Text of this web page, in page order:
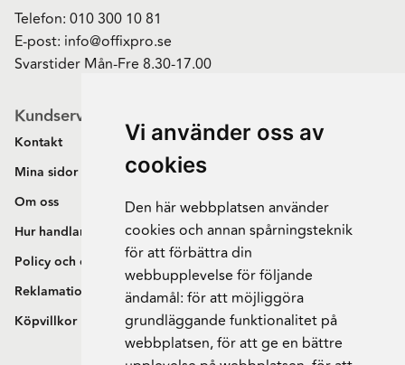
Vi använder oss av
cookies
Den här webbplatsen använder
cookies och annan spårningsteknik
för att förbättra din
webbupplevelse för följande
ändamål: för att möjliggöra
grundläggande funktionalitet på
webbplatsen,för att ge en bättre
Telefon: 010 300 10 81
E-post: info@offixpro.se
Svarstider Mån-Fre 8.30-17.00
Kundservice
Kontakt
Mina sidor
Om oss
Hur handlar jag?
Policy och cookies
Reklamation och retur
Köpvillkor